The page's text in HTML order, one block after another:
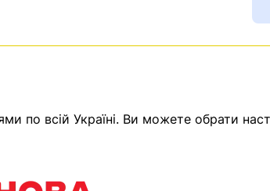
зв’яжеться з
по всій Україні. Ви можете обрати